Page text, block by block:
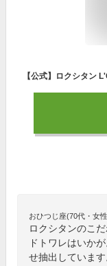
おひつじ座(70代・女
ロクシタンのこ
ドトワレはいか
せ抽出しています